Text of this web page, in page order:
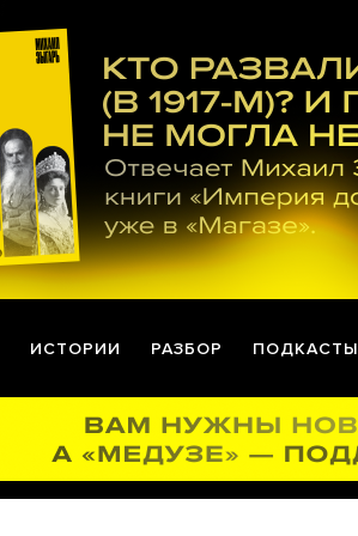
ИСТОРИИ РАЗБОР ПОДКАСТЫ